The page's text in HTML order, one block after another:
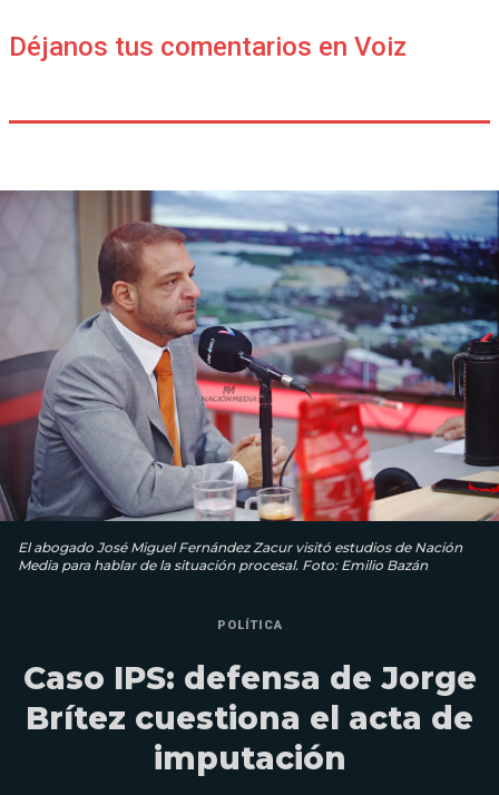
Déjanos tus comentarios en Voiz
El abogado José Miguel Fernández Zacur visitó estudios de Nación
Media para hablar de la situación procesal. Foto: Emilio Bazán
POLÍTICA
Caso IPS: defensa de Jorge
Brítez cuestiona el acta de
imputación